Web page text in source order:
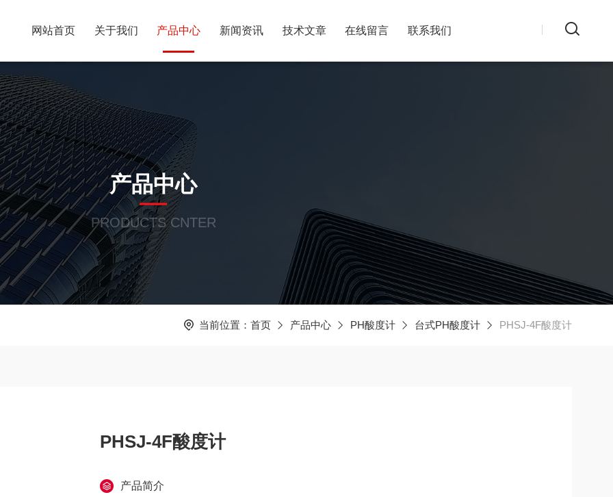
网站首页 关于我们 产品中心 新闻资讯 技术文章 在线留言 联系我们
产品中心
PRODUCTS CNTER
当前位置： 首页 产品中心 PH酸度计 台式PH酸度计 PHSJ-4F酸度计
PHSJ-4F酸度计
产品简介